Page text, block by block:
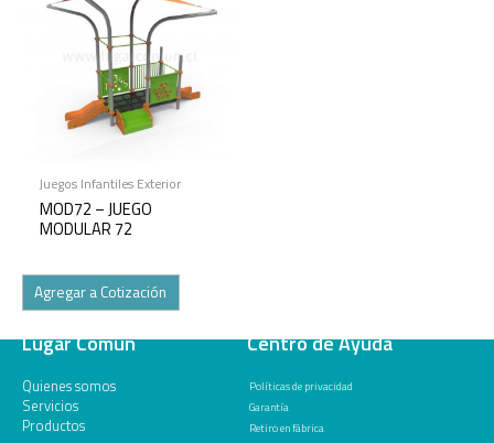
Juegos Infantiles Exterior
MOD72 – JUEGO
MODULAR 72
Agregar a Cotización
Lugar Común
Quienes somos
Servicios
Productos
Centro de Ayuda
Políticas de privacidad
Garantía
Retiro en fábrica